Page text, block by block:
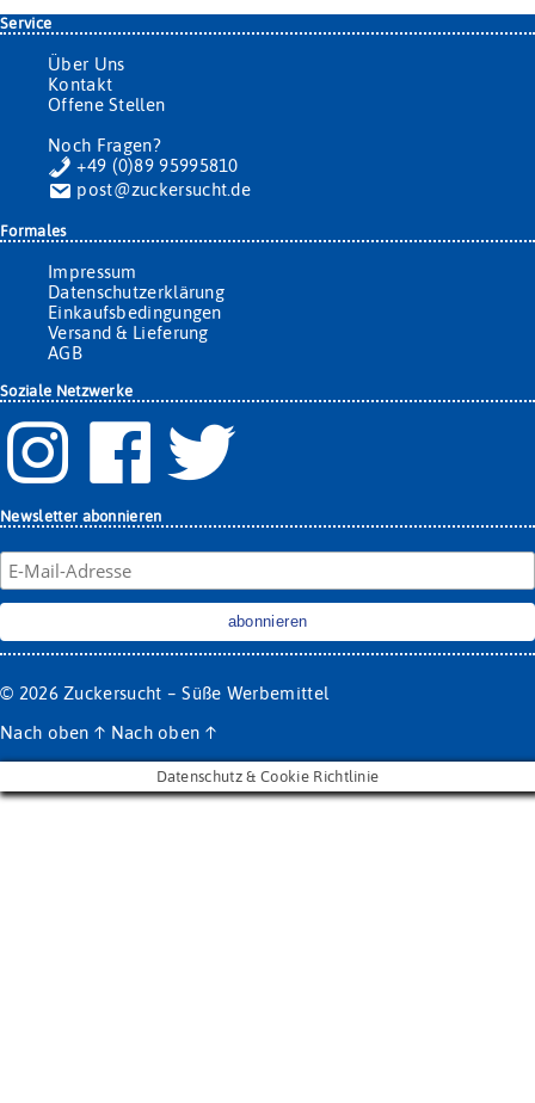
Service
Über Uns
Kontakt
Offene Stellen
Noch Fragen?
+49 (0)89 95995810
post@zuckersucht.de
Formales
Impressum
Datenschutzerklärung
Einkaufsbedingungen
Versand & Lieferung
AGB
Soziale Netzwerke
Newsletter abonnieren
© 2026 Zuckersucht – Süße Werbemittel
Nach oben↑ Nach oben ↑
Datenschutz & Cookie Richtlinie